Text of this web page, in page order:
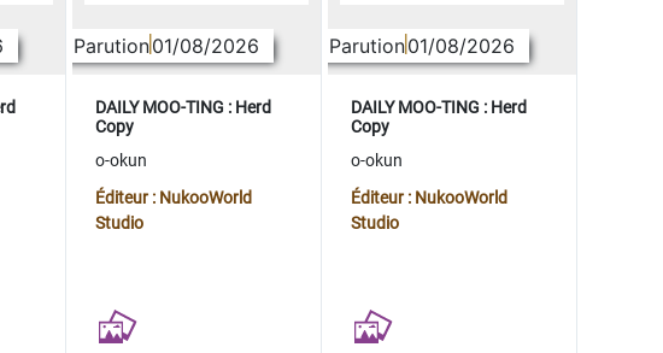
Parution01/08/2026
DAILY MOO-TING : Herd
Copy
o-okun
Éditeur : NukooWorld
Studio
Parution01/08/2026
DAILY MOO-TING : Herd
Copy
o-okun
Éditeur : NukooWorld
Studio